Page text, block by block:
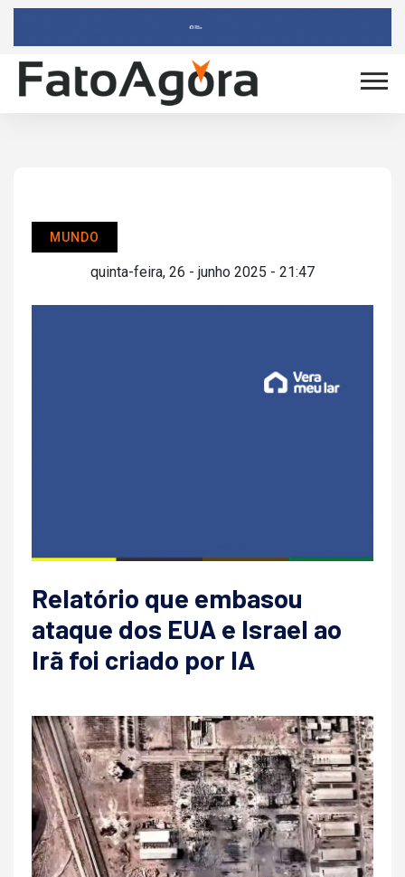
MUNDO
quinta-feira, 26 - junho 2025 - 21:47
Relatório que embasou
ataque dos EUA e Israel ao
Irã foi criado por IA